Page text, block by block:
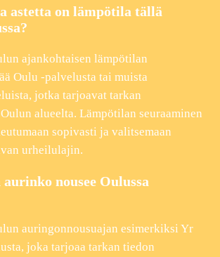
astetta on lämpötila tällä
ajankohtaisen lämpötilan
Oulu -palvelusta tai muista
jotka tarjoavat tarkan
alueelta. Lämpötilan seuraaminen
sopivasti ja valitsemaan
urheilulajin.
nousee Oulussa
auringonnousuajan esimerkiksi Yr
joka tarjoaa tarkan tiedon